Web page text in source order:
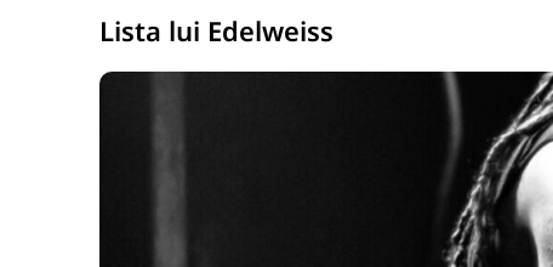
Lista lui Edelweiss